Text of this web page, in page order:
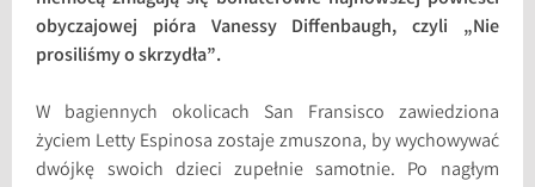
obyczajowej pióra Vanessy Diffenbaugh, czyli „Nie
prosiliśmy o skrzydła”.
W bagiennych okolicach San Fransisco zawiedziona
życiem Letty Espinosa zostaje zmuszona, by wychowywać
dwójkę swoich dzieci zupełnie samotnie. Po nagłym